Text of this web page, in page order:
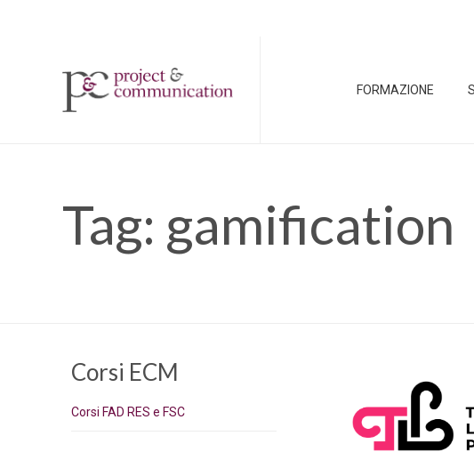
FORMAZIONE
Tag: gamification
Corsi ECM
Corsi FAD RES e FSC